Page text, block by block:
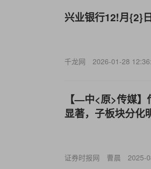
兴业银行12!月{2}
千龙网 2026-01-28
【—中<原>传媒
显著，子板块分化
证券时报网 曹晨 2025-